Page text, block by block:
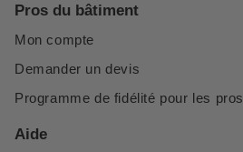
Pros du bâtiment
Mon compte
Demander un devis
Programme de fidélité pour les pros
Aide